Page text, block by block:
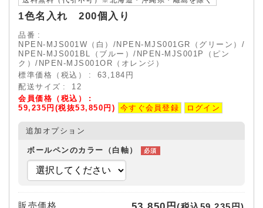
1色名入れ 200個入り
品番
NPEN-MJS001W（白）/NPEN-MJS001GR（グリーン）/
NPEN-MJS001BL（ブルー）/NPEN-MJS001P（ピン
ク）/NPEN-MJS001OR（オレンジ）
標準価格（税込）
63,184円
配送サイズ
12
会員価格（税込）
59,235円(税抜53,850円)
今すぐ会員登録 ログイン
追加オプション
ボールペンのカラー（白軸）
販売価格